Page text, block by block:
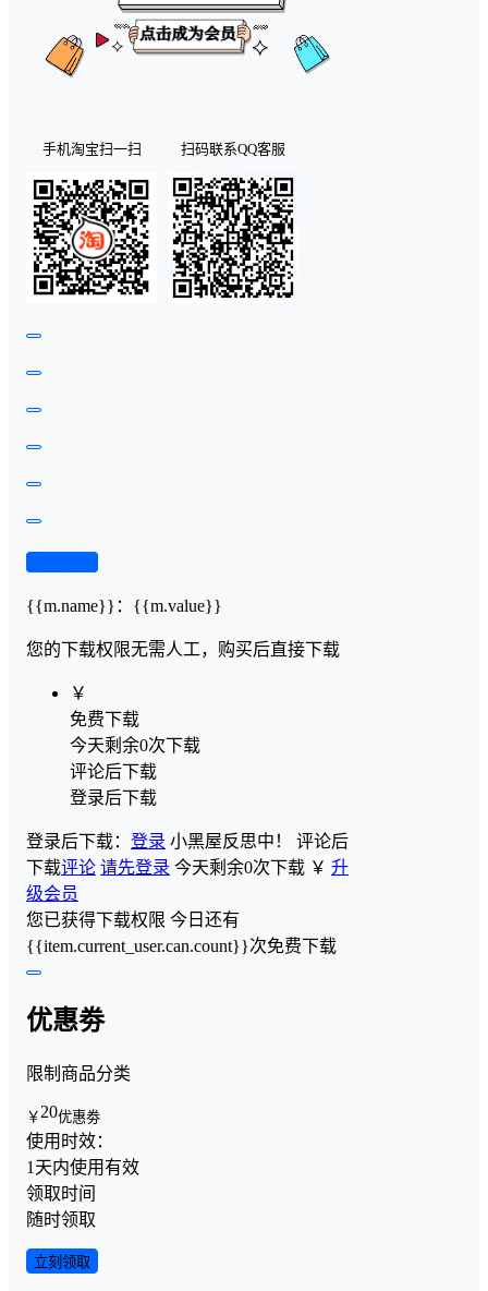
手机淘宝扫一扫 扫码联系QQ客服
{{m.name}} ： {{m.value}}
您的下载权限无需人工，购买后直接下载
￥
免费下载
今天剩余0次下载
评论后下载
登录后下载
登录后下载： 登录 小黑屋反思中！ 评论后
下载评论 请先登录 今天剩余0次下载 ￥ 升
级会员
您已获得下载权限 今日还有
{{item.current_user.can.count}}次免费下载
优惠劵
限制商品分类
￥ 20优惠劵
使用时效：
1天内使用有效
领取时间
随时领取
立刻领取